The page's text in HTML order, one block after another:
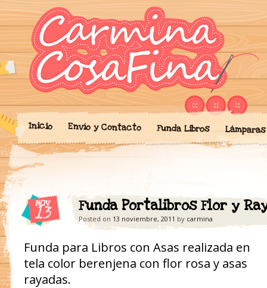
'Cosicas' de
Blog donde expongo mis
portalibros, mochilas,
cariño.
Inicio Envío y Contacto Funda Libros Lámparas
NOV
13 Funda Portalibros Flor y
Posted on 13 noviembre, 2011 by carmina
Funda para Libros con Asas realizada en
tela color berenjena con flor rosa y asas
rayadas.